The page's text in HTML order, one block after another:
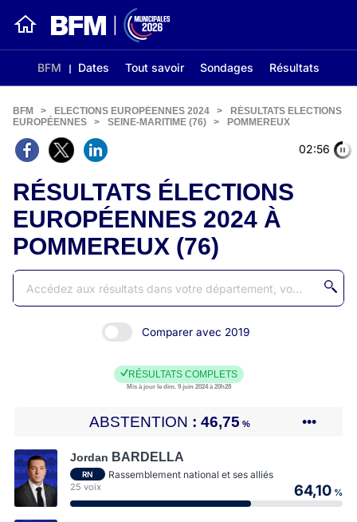
BFM Dates Tout savoir Sondages Résultats
02:56
BFM > ELECTIONS EUROPÉENNES 2024 >
RÉSULTATS ELECTIONS
EUROPÉENNES
> SEINE-MARITIME (76) > POMMEREUX
RÉSULTATS ÉLECTIONS
EUROPÉENNES 2024 À
POMMEREUX (76)
Comparer avec 2019
RÉSULTATS COMPLETS
Mis à jour le dim. 9 juin 2024 à 20h28
ABSTENTION 46,75 % •••
Jordan BARDELLA
RN Rassemblement national et ses alliés
25 voix 64,10 %